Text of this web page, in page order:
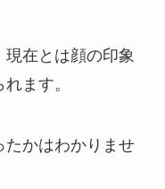
在とは顔の印象
ます。
たかはわかりませ